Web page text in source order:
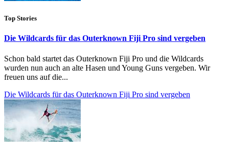
Top Stories
Die Wildcards für das Outerknown Fiji Pro sind vergeben
Schon bald startet das Outerknown Fiji Pro und die Wildcards
wurden nun auch an alte Hasen und Young Guns vergeben. Wir
freuen uns auf die...
Die Wildcards für das Outerknown Fiji Pro sind vergeben